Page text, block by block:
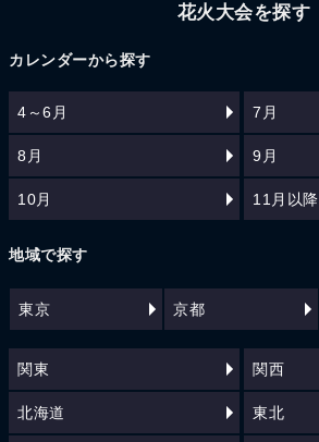
花火大会を探す
カレンダーから探す
4～6月 7月
8月 9月
10月 11月以降
地域で探す
東京 京都
関東 関西
北海道 東北